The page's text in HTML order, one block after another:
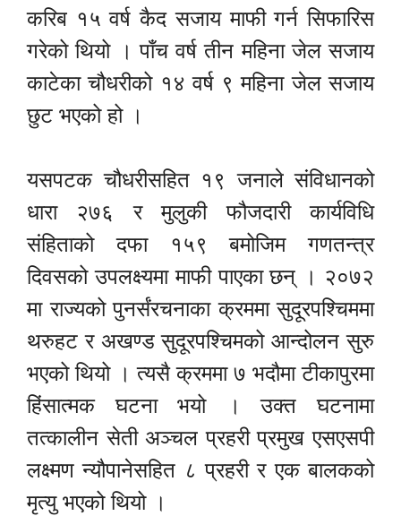
करिब १५ वर्ष कैद सजाय माफी गर्न सिफारिस
गरेको थियो । पाँच वर्ष तीन महिना जेल सजाय
काटेका चौधरीको १४ वर्ष ९ महिना जेल सजाय
छुट भएको हो ।
यसपटक चौधरीसहित १९ जनाले संविधानको
धारा २७६ र मुलुकी फौजदारी कार्यविधि
संहिताको दफा १५९ बमोजिम गणतन्त्र
दिवसको उपलक्ष्यमा माफी पाएका छन् । २०७२
मा राज्यको पुनर्संरचनाका क्रममा सुदूरपश्चिममा
थरुहट र अखण्ड सुदूरपश्चिमको आन्दोलन सुरु
भएको थियो । त्यसै क्रममा ७ भदौमा टीकापुरमा
हिंसात्मक घटना भयो । उक्त घटनामा
तत्कालीन सेती अञ्चल प्रहरी प्रमुख एसएसपी
लक्ष्मण न्यौपानेसहित ८ प्रहरी र एक बालकको
मृत्यु भएको थियो ।